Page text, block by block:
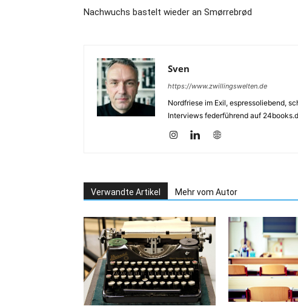
Nachwuchs bastelt wieder an Smørrebrød
Sven
https://www.zwillingswelten.de
Nordfriese im Exil, espressoliebend,
Interviews federführend auf
Verwandte Artikel Mehr vom Autor